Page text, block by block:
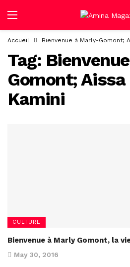
Accueil Bienvenue à Marly-Gomont;
Tag:
Gomont;
Kamini
CULTURE
Bienvenue à Marly Gomont, la
May 30, 2016